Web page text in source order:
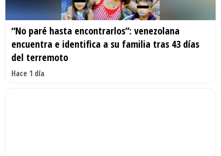
“No paré hasta encontrarlos”: venezolana
encuentra e identifica a su familia tras 43 días
del terremoto
Hace 1 día